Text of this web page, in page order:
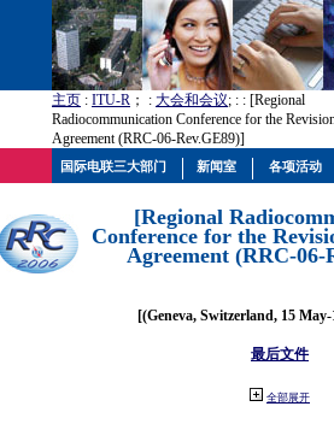
主页 : ITU-R ； : 大会和会议; : : [Regional
Radiocommunication Conference for the
Agreement (RRC-06-Rev.GE89)]
[Regional
Conference for the
Agreement (RRC-06-
[(Geneva, Switzerland, 15
最后文件
全部展开
国际电联三大部门 新闻室 各项活动